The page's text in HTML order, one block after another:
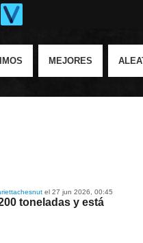
MEJORES
el 27 jun 2026, 00:45
toneladas y está